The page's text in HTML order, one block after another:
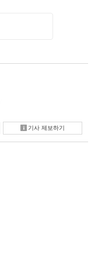
기사 제보하기